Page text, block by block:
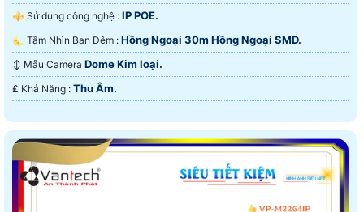
⚜️ Sử dụng công nghệ : IP POE.
🌜 Tầm Nhìn Ban Đêm : Hồng Ngoại 30m Hồng Ngoại SMD.
↕️ Mẫu Camera Dome Kim loại.
️₤ Khả Năng : Thu Âm.